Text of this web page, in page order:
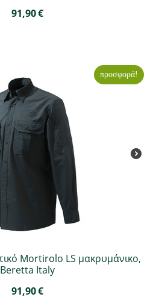
91,90€
προσφορά!
Mortirolo LS μακρυμάνικο,
Beretta Italy
91,90€